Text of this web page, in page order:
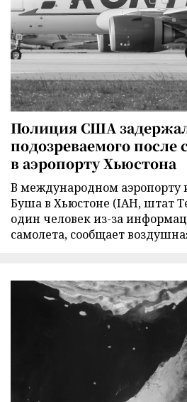
Полиция США
подозреваемого после
в аэропорту Хьюстона
В международном
Буша в Хьюстоне (IAH, штат
один человек из-за
самолета, сообщает